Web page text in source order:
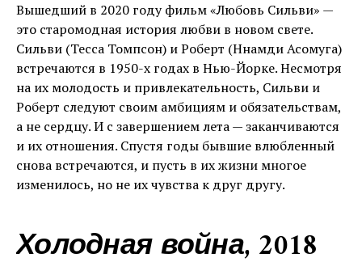
Вышедший в 2020 году фильм «Любовь Сильви» —
это старомодная история любви в новом свете.
Сильви (Тесса Томпсон) и Роберт (Ннамди Асомуга)
встречаются в 1950-х годах в Нью-Йорке. Несмотря
на их молодость и привлекательность, Сильви и
Роберт следуют своим амбициям и обязательствам,
а не сердцу. И с завершением лета — заканчиваются
и их отношения. Спустя годы бывшие влюбленный
снова встречаются, и пусть в их жизни многое
изменилось, но не их чувства к друг другу.
Холодная война, 2018